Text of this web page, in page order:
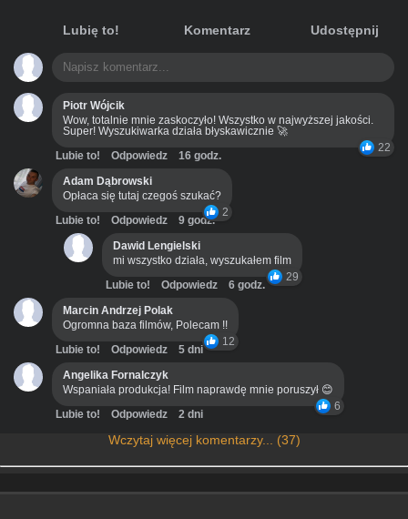
Lubię to! Komentarz Udostępnij
Piotr Wójcik
Wow, totalnie mnie zaskoczyło! Wszystko w najwyższej jakości.
Super! Wyszukiwarka działa błyskawicznie 🚀
22
Lubie to! Odpowiedz
16 godz.
Adam Dąbrowski
Opłaca się tutaj czegoś szukać?
2
Lubie to! Odpowiedz
9 godz.
Dawid Lengielski
mi wszystko działa, wyszukałem film
29
Lubie to! Odpowiedz
6 godz.
Marcin Andrzej Polak
Ogromna baza filmów, Polecam !!
12
Lubie to! Odpowiedz
5 dni
Angelika Fornalczyk
Wspaniała produkcja! Film naprawdę mnie poruszył 😊
6
Lubie to! Odpowiedz 2 dni
Wczytaj więcej komentarzy... (37)